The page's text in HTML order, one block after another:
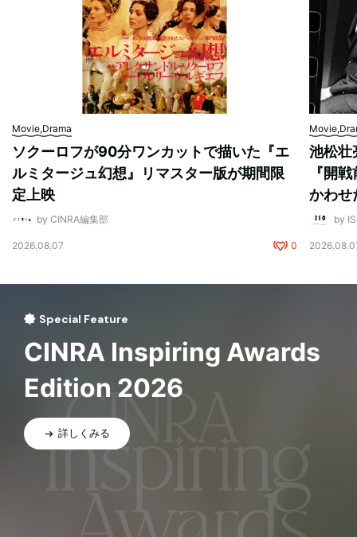
Movie,Drama
ソクーロフが90分ワンカットで描いた『エ
ルミタージュ幻想』リマスター版が期間限
定上映
by CINRA編集部
2026.08.07 0
池松壮
『開
かわせ
by
Special Feature
CINRA Inspiring Awards
Edition 2026
詳しくみる